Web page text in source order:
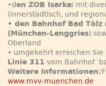
•den ZOB Isarkai mit
(innerstädtisch, und
• den Bahnhof Bad Tölz
(München-Lenggries)
Oberland
• umgekehrt erreichen Sie
Linie 311 vom Bahnhof
Weitere Informationen:
www.mvv-muenchen.de